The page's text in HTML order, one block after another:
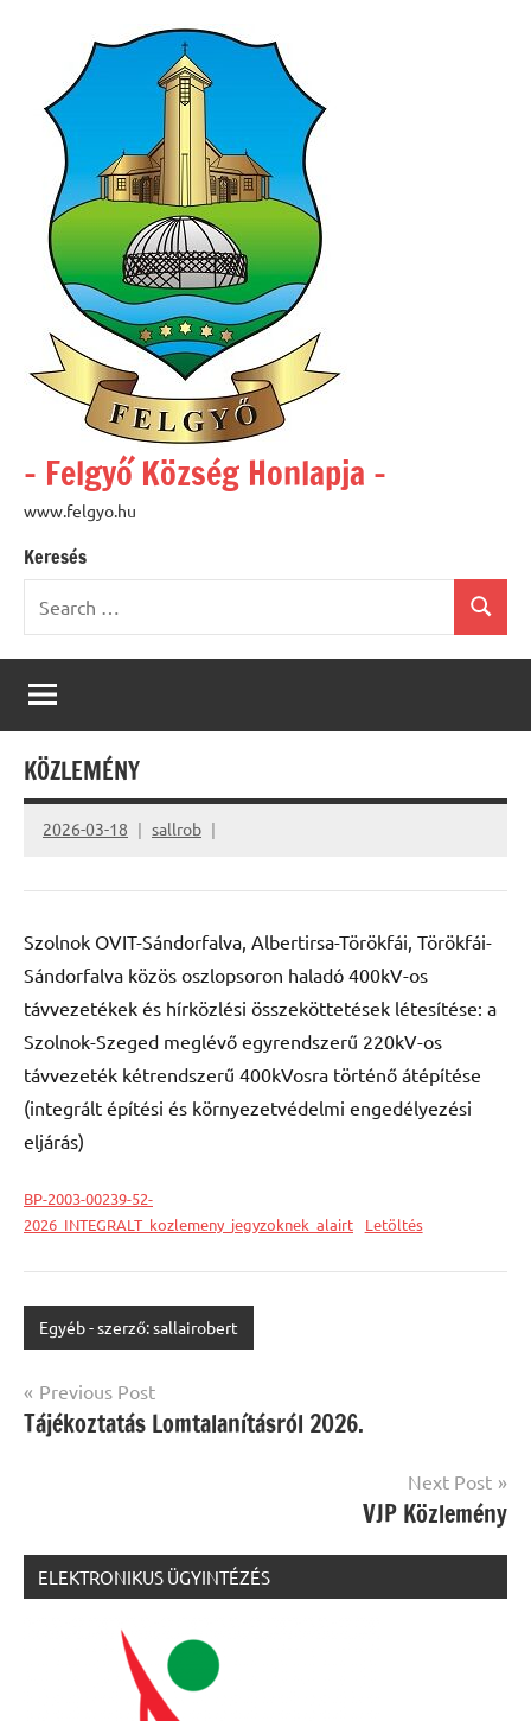
– Felgyő Község Honlapja –
www.felgyo.hu
Keresés
for:
Search
KÖZLEMÉNY
2026-03-18 sallrob
Szolnok OVIT-Sándorfalva, Albertirsa-Törökfái, Törökfái-
Sándorfalva közös oszlopsoron haladó 400kV-os
távvezetékek és hírközlési összeköttetések létesítése: a
Szolnok-Szeged meglévő egyrendszerű 220kV-os
távvezeték kétrendszerű 400kVosra történő átépítése
(integrált építési és környezetvédelmi engedélyezési
eljárás)
BP-2003-00239-52-
2026_INTEGRALT_kozlemeny_jegyzoknek_alairt
Letöltés
Egyéb - szerző: sallairobert
Bejegyzés
navigáció
Previous Post
Tájékoztatás Lomtalanításról 2026.
Next Post
VJP Közlemény
ELEKTRONIKUS ÜGYINTÉZÉS